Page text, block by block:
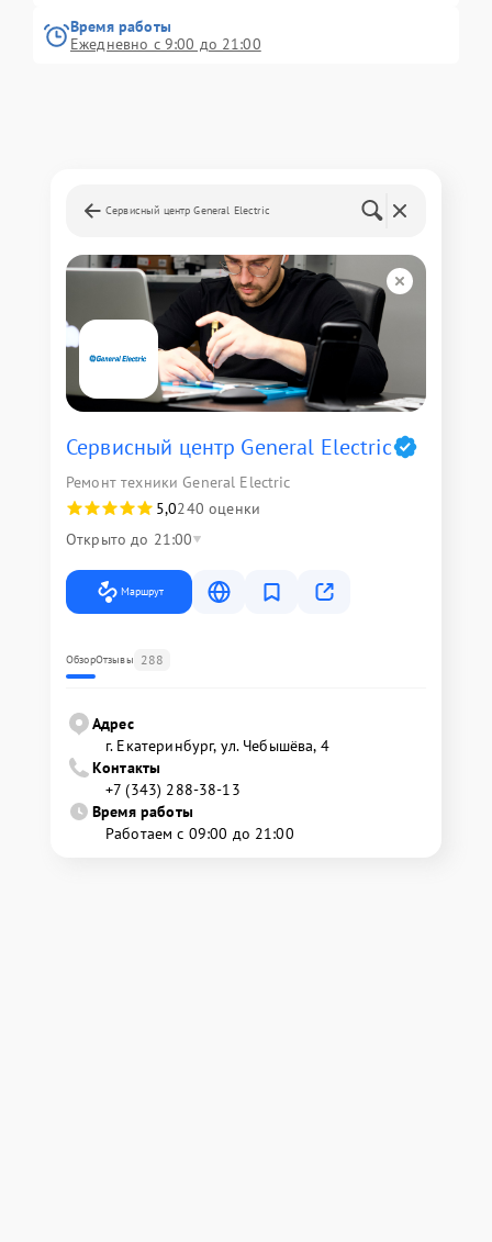
Время работы
Ежедневно с 9:00 до 21:00
Сервисный центр General Electric
Сервисный центр General Electric
Ремонт техники General Electric
5,0240 оценки
Открыто до 21:00
Маршрут
ОбзорОтзывы 288
Адрес
г. Екатеринбург, ул. Чебышёва, 4
Контакты
+7 (343) 288-38-13
Время работы
Работаем с 09:00 до 21:00